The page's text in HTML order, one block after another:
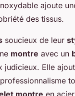
ajoute
des tissus.
soucieux de leur
montre avec un
judicieux. Elle